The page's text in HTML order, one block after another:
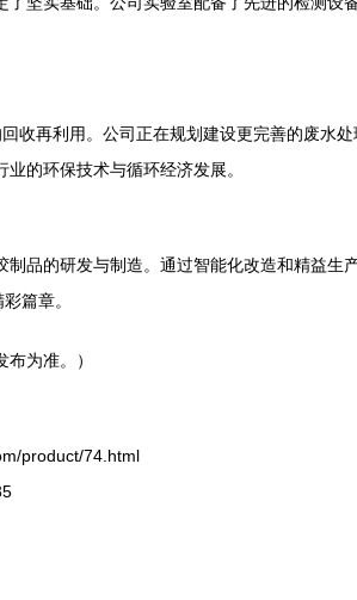
收再利用。公司正在规划建设更完善的废水
的环保技术与循环经济发展。
品的研发与制造。通过智能化改造和精益生
篇章。
为准。）
product/74.html